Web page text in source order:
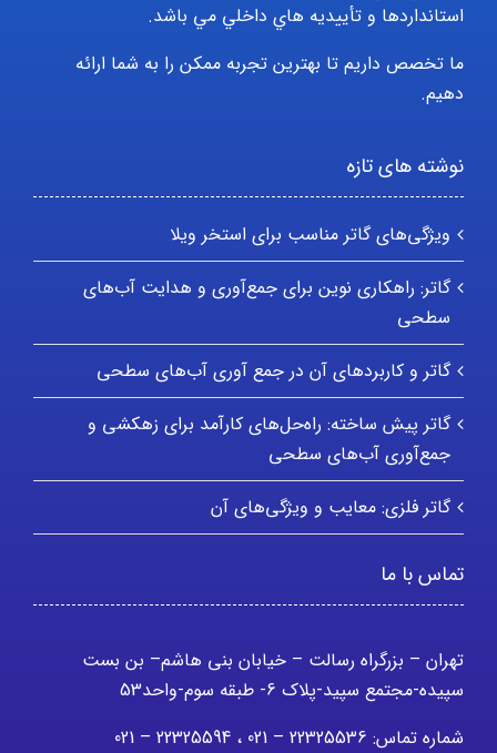
استانداردها و تأييديه هاي داخلي مي باشد.
ما تخصص داریم تا بهترین تجربه ممکن را به شما ارائه
دهیم.
نوشته های تازه
ویژگی‌های گاتر مناسب برای استخر ویلا
گاتر: راهکاری نوین برای جمع‌آوری و هدایت آب‌های
سطحی
گاتر و کاربردهای آن در جمع آوری آب‌های سطحی
گاتر پیش ساخته: راه‌حل‌های کارآمد برای زهکشی و
جمع‌آوری آب‌های سطحی
گاتر فلزی: معایب و ویژگی‌های آن
تماس با ما
تهران – بزرگراه رسالت – خیابان بنی هاشم– بن بست
سپیده-مجتمع سپید-پلاک 6- طبقه سوم-واحد53
شماره تماس: 22325536 – 021 ، 22325594 – 021